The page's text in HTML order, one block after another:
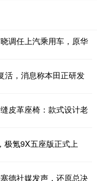
调任上汽乘用车，原华
活，消息称本田正研发
皮革座椅：款式设计老
极氪9X五座版正式上
德社媒发声，还原总决